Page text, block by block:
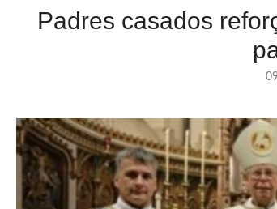
Padres casados